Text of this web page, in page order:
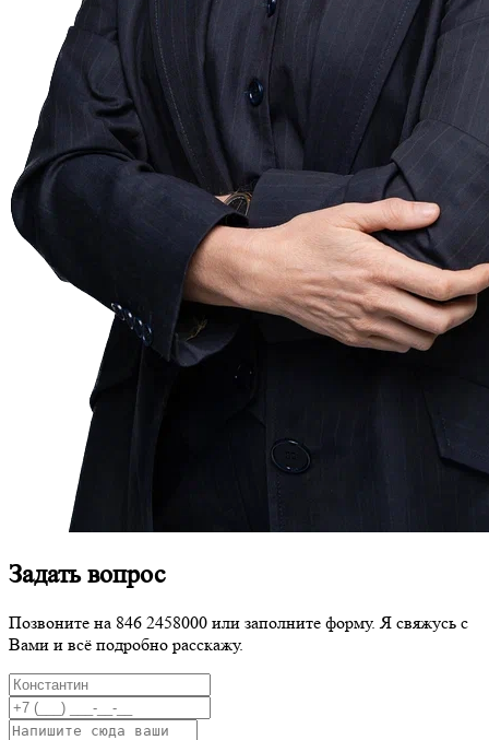
Задать вопрос
Позвоните на 846 2458000 или заполните форму. Я свяжусь с
Вами и всё подробно расскажу.